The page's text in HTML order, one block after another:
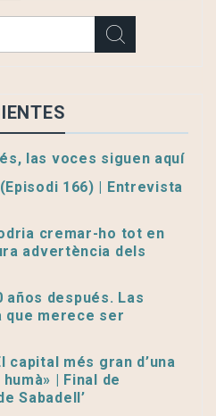
las voces siguen aquí
166) | Entrevista
cremar-ho tot en
advertència dels
años después. Las
que merece ser
capital més gran d’una
| Final de
Sabadell’